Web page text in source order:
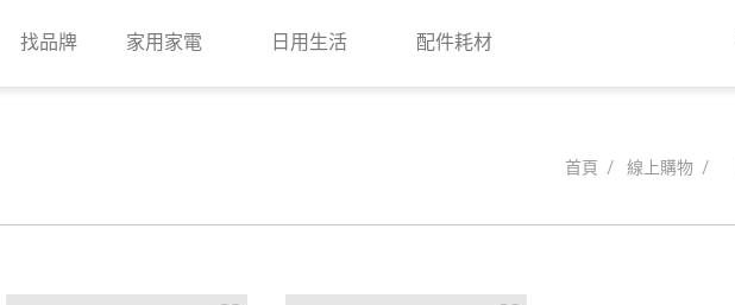
找品牌 家用家電 日用生活 配件耗材
首頁 線上購物